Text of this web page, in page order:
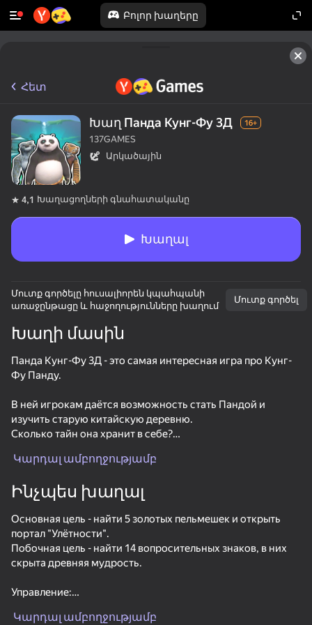
Բոլոր խաղերը
Պտտեք սարքը
Խաղը աշխատում է միայն հորիզոնական
ԽԱՂԱԼ
I Am Security
39
Հետ
Խաղ Панда Кунг-Фу 3Д 16+
137GAMES
Արկածային
4,1 Խաղացողների գնահատականը
Խաղալ
Մուտք գործելը հուսալիորեն կպահպանի
առաջընթացը և հաջողությունները խաղում
Մուտք գործել
Խաղի մասին
Панда Кунг-Фу 3Д - это самая интересная игра про Кунг-
Фу Панду.
В ней игрокам даётся возможность стать Пандой и
изучить старую китайскую деревню.
Сколько тайн она хранит в себе?
А также, найдя 5 золотых пельмешек, вы сможете открыть
прочность.
Կարդալ ամբողջությամբ
Ինչպես խաղալ
Основная цель - найти 5 золотых пельмешек и открыть
портал "Улётности".
Побочная цель - найти 14 вопросительных знаков, в них
скрыта древняя мудрость.
Управление:
ПК:
Կարդալ ամբողջությամբ